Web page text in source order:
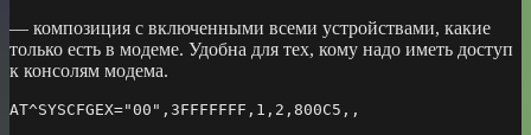
— композиция с включенными всеми устройствами, какие
только есть в модеме. Удобна для тех, кому надо иметь доступ
к консолям модема.
AT^SYSCFGEX="00" , 3FFFFFFF , 1 , 2 , 800C5 ,,